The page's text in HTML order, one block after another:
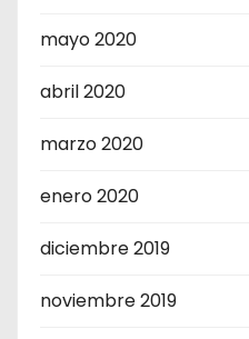
mayo 2020
abril 2020
marzo 2020
enero 2020
diciembre 2019
noviembre 2019